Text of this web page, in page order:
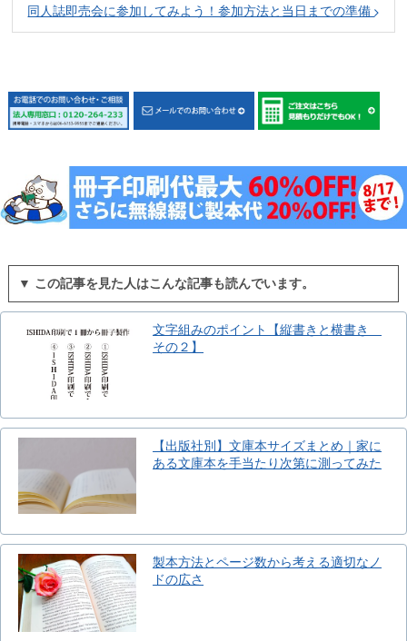
同人誌即売会に参加してみよう！参加方法と当日までの準備
▼ この記事を見た人はこんな記事も読んでいます。
文字組みのポイント【縦書きと横書き
その２】
【出版社別】文庫本サイズまとめ｜家に
ある文庫本を手当たり次第に測ってみた
製本方法とページ数から考える適切なノ
ドの広さ